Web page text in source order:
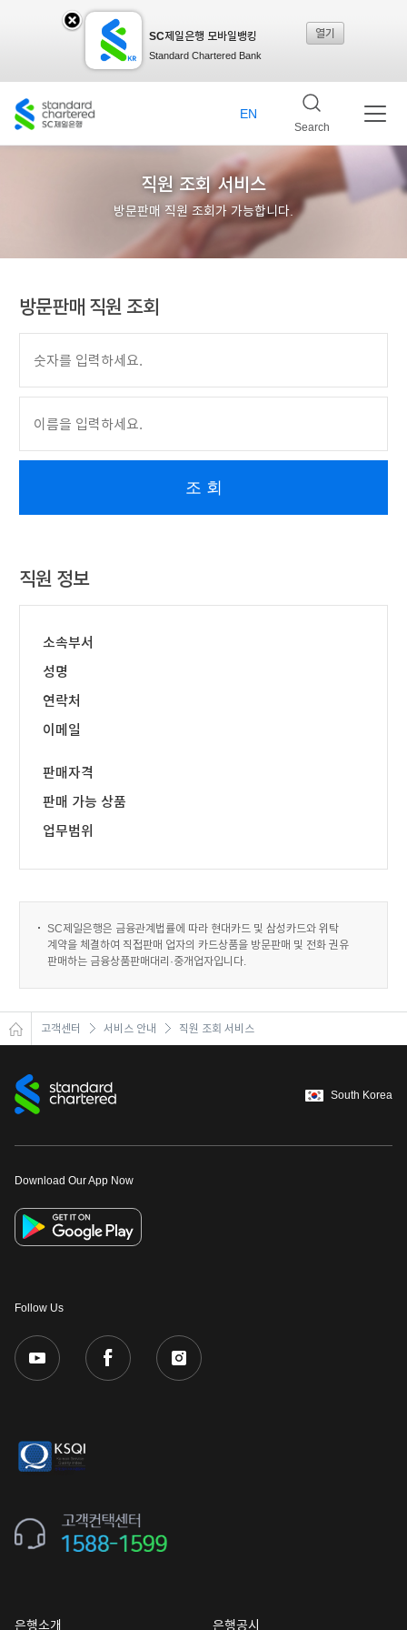
SC제일은행 모바일뱅킹
Standard Chartered Bank
열기
제일
일뱅
킹레
Search
EN
직원 조회 서비스
방문판매 직원 조회가 가능합니다.
방문판매 직원 조회
조 회
직원 정보
소속부서
성명
연락처
이메일
판매자격
판매 가능 상품
업무범위
SC제일은행은 금융관계법률에 따라 현대카드 및 삼성카드와 위탁
계약을 체결하여 직접판매 업자의 카드상품을 방문판매 및 전화 권유
판매하는 금융상품판매대리·중개업자입니다.
고객센터 서비스 안내 직원 조회 서비스
South Korea
Download Our App Now
Follow Us
은행소개 은행공시